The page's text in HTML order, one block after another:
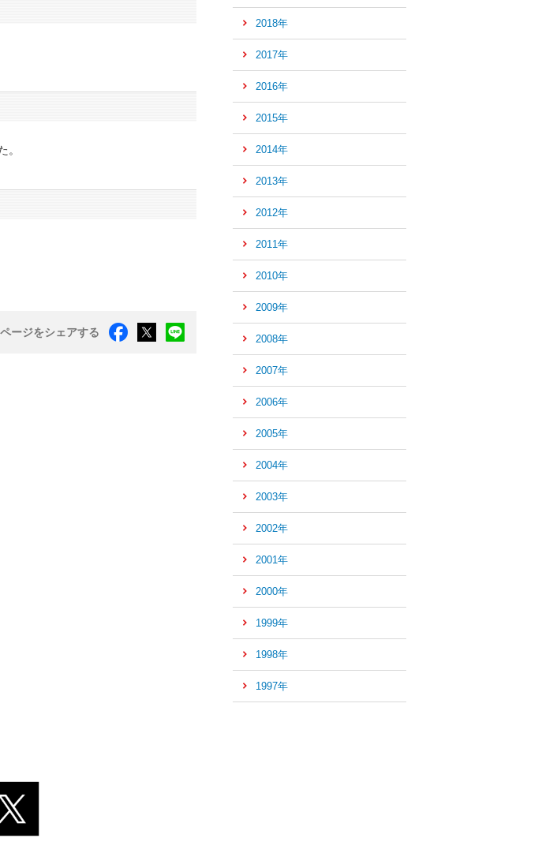
。
ージをシェアする
2018年
2017年
2016年
2015年
2014年
2013年
2012年
2011年
2010年
2009年
2008年
2007年
2006年
2005年
2004年
2003年
2002年
2001年
2000年
1999年
1998年
1997年